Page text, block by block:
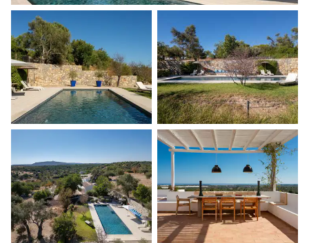
Visites gastronomiques
Les services et expériences proposés peuvent varier selon la
saison, la destination ou la disponibilité. Notre conciergerie
vous guidera vers les offres disponibles pour votre séjour.